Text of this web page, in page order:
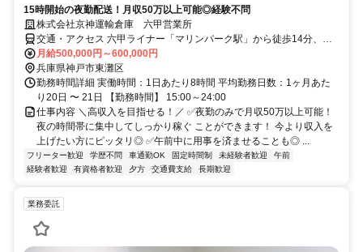
15時開始の夜勤配送！月収50万以上可能◎経験不問
株式会社京神運輸倉庫 六甲営業所
交通・アクセス 六甲ライナー「マリンパーク駅」から徒歩14分、住
吉駅から車で15分
月給500,000円～600,000円
兵庫県神戸市東灘区
勤務時間詳細 実働時間：1日あたり8時間 平均勤務日数：1ヶ月あた
り20日 〜 21日 【勤務時間】 15:00～24:00
仕事内容 ＼高収入を目指せる！／ ✅夜勤のみで月収50万以上可能！
夜の時間帯に集中してしっかり稼ぐ ことができます！ 今より収入を
上げたい方にピッタリ◎ ✅午前中に用事を済ませることも◎ ...
フリーター歓迎 学歴不問 車通勤OK 固定時間制 未経験者歓迎
午前
経験者歓迎
有資格者歓迎 夕方 交通費支給 長期歓迎
業務委託